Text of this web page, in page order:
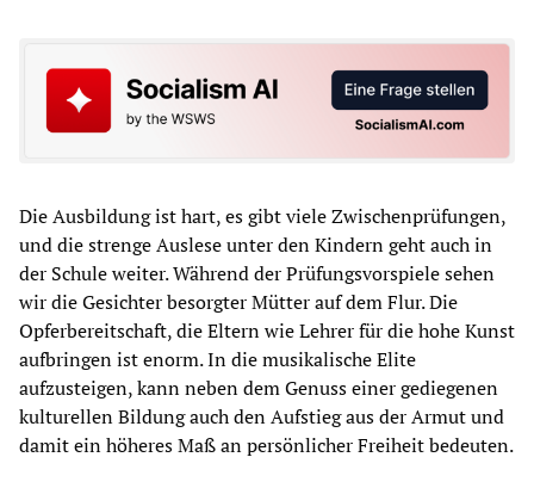
Die Ausbildung ist hart, es gibt viele Zwischenprüfungen,
und die strenge Auslese unter den Kindern geht auch in
der Schule weiter. Während der Prüfungsvorspiele sehen
wir die Gesichter besorgter Mütter auf dem Flur. Die
Opferbereitschaft, die Eltern wie Lehrer für die hohe Kunst
aufbringen ist enorm. In die musikalische Elite
aufzusteigen, kann neben dem Genuss einer gediegenen
kulturellen Bildung auch den Aufstieg aus der Armut und
damit ein höheres Maß an persönlicher Freiheit bedeuten.